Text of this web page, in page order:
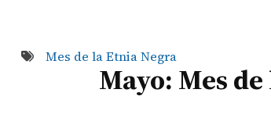
Mes de la Etnia Negra
Mayo: Mes